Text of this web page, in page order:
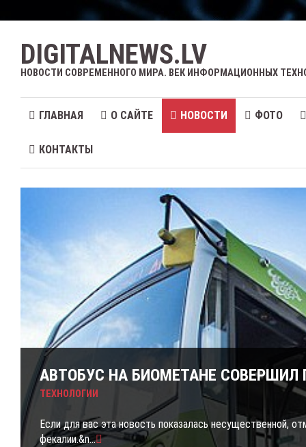
DIGITALNEWS.LV
НОВОСТИ СОВРЕМЕННОГО МИРА. ВЕК ИНФОРМАЦИОННЫХ
ГЛАВНАЯ О САЙТЕ НОВОСТИ ФОТО
КОНТАКТЫ
Совет заряжать смартфон до 80% имеет основание.
АВТОБУС НА БИОМЕТАНЕ СОВЕРШИЛ
ТЕХНОЛОГИИ
Если для вас эта новость показалась несущественной,
фекалии.&n...
Что такое электрический велосипед, и как же плюсы от